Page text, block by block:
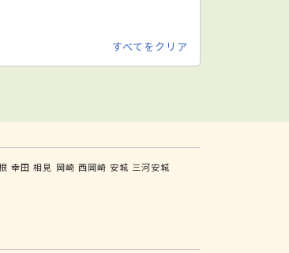
すべてをクリア
幸田 相見 岡崎 西岡崎 安城 三河安城